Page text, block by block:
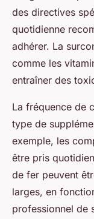
des directives
quotidienne
adhérer. La
comme les
entraîner des
La fréquence de
type de
exemple, les
être pris
de fer peuvent
larges, en
professionnel de